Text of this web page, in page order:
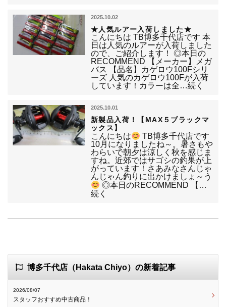
2025.10.02
★人気ルアー入荷しました★
こんにちは TB博多千代店です 本
日は人気のルアーが入荷しました
ので、ご紹介します！ ◎本日の
RECOMMEND 【メーカー】メガ
バス 【品名】カゲロウ100Fシリ
ーズ 人気のカゲロウ100Fが入荷
しています！カラーは全…続く
2025.10.01
新製品入荷！【MAX５ブラックマ
ックス】
こんにちは
TB博多千代店です
10月になりましたね～。暑さもや
わらいで朝夕は涼しく秋を感じま
すね。近郊ではサゴシの釣果が上
がっています！さあみなさんじゃ
んじゃん釣りに出かけましょ～う
◎本日のRECOMMEND 【…
続く
博多千代店（Hakata Chiyo）の新着記事
2026/08/07
スタッフおすすめ中古商品！